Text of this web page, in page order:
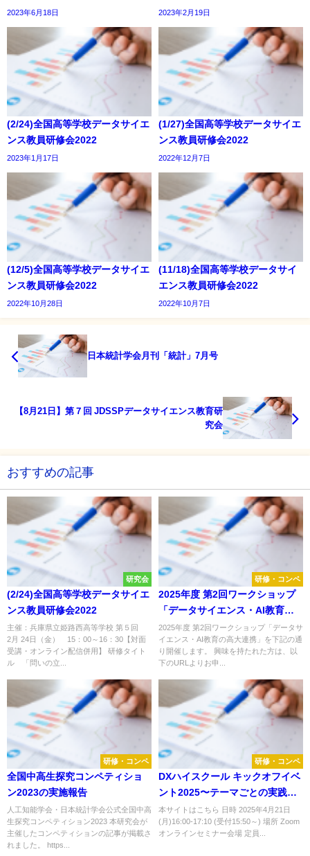
2023年6月18日 2023年2月19日
(2/24)全国高等学校データサイエ
ンス教員研修会2022
2023年1月17日
(1/27)全国高等学校データサイエ
ンス教員研修会2022
2022年12月7日
(12/5)全国高等学校データサイエ
ンス教員研修会2022
2022年10月28日
(11/18)全国高等学校データサイ
エンス教員研修会2022
2022年10月7日
日本統計学会月刊「統計」7月号
【8月21日】第７回 JDSSPデータサイエンス教育研
究会
おすすめの記事
研究会
(2/24)全国高等学校データサイエ
ンス教員研修会2022
主催：兵庫県立姫路西高等学校 第５回
2月 24日（金） 15：00～16：30【対面
受講・オンライン配信併用】 研修タイト
ル 「問いの立...
研修・コンペ
2025年度 第2回ワークショップ
「データサイエンス・AI教育の
高大連携」
2025年度 第2回ワークショップ「データサ
イエンス・AI教育の高大連携」を下記の通
り開催します。 興味を持たれた方は、以
下のURLよりお申...
研修・コンペ
全国中高生探究コンペティショ
ン2023の実施報告
人工知能学会・日本統計学会公式全国中高
生探究コンペティション2023 本研究会が
主催したコンペティションの記事が掲載さ
れました。 https...
研修・コンペ
DXハイスクール キックオフイベ
ント2025〜テーマごとの実践事
例から学ぶ効果的なプランの設
計と予算〜
本サイトはこちら 日時 2025年4月21日
(月)16:00-17:10 (受付15:50～) 場所 Zoom
オンラインセミナー会場 定員...